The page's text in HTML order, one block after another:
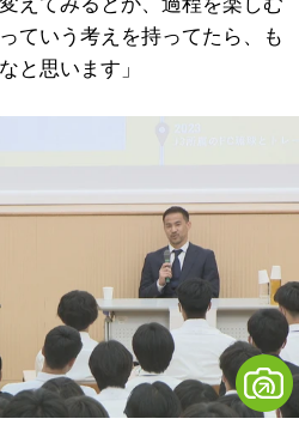
ていう考えを持ってたら、も
と思います」